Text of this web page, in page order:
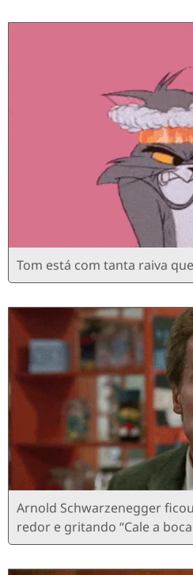
Tom está com tanta raiva
Arnold Schwarzenegger
redor e gritando “Cale a